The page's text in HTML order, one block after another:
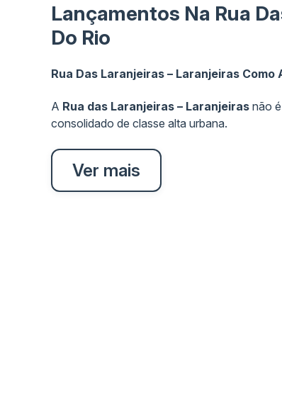
Lançamentos Na Rua
Do Rio
Rua Das Laranjeiras – Laranjeiras
A Rua das Laranjeiras – Laranjeiras não
consolidado de classe alta urbana.
Ver mais